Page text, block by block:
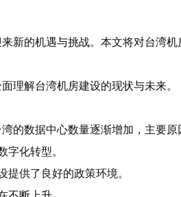
新的机遇与挑战。本文将对台湾
理解台湾机房建设的现状与未来。
的数据中心数量逐渐增加，主要原
字化转型。
供了良好的政策环境。